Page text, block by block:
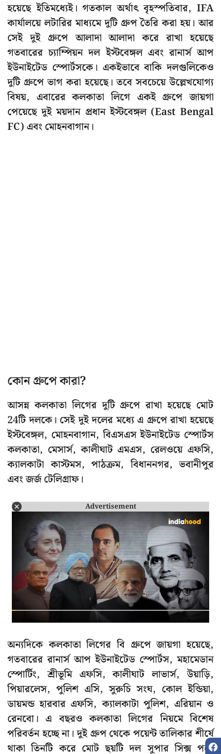
হয়েছে ইতিমধ্যেই। গতকাল অর্থাৎ বৃহস্পতিবার, IFA
কার্যালয়ে লটারির মাধ্যমে দুটি গ্রুপ তৈরি করা হয়। আর
সেই দুই গ্রুপে আলাদা আলাদা করে রাখা হয়েছে
গতবারের চ্যাম্পিয়ন দল ইস্টবেঙ্গল এবং রানার্স আপ
ইউনাইটেড স্পোর্টসকে। একইভাবে বাকি দলগুলিকেও
দুটি গ্রুপে ভাগ করা হয়েছে। তবে সবচেয়ে উল্লেখযোগ্য
বিষয়, এবারের কলকাতা লিগে একই গ্রুপে জায়গা
পেয়েছে দুই ময়দান প্রধান ইস্টবেঙ্গল (East Bengal
FC) এবং মোহনবাগান।
কোন গ্রুপে কারা?
আসন্ন কলকাতা লিগের দুটি গ্রুপে রাখা হয়েছে মোট
24টি দলকে। সেই দুই দলের মধ্যে এ গ্রুপে রাখা হয়েছে
ইস্টবেঙ্গল, মোহনবাগান, বিএসএস ইউনাইটেড স্পোর্টস
কলকাতা, মেসার্স, কালীঘাট এমএস, রেলওয়ে এফসি,
ক্যালকাটা কাস্টমস, পাঠক্রম, বিধাননগর, ভবানীপুর
এবং জর্জ টেলিগ্রাফ।
Advertisement
অন্যদিকে কলকাতা লিগের বি গ্রুপে জায়গা হয়েছে,
গতবারের রানার্স আপ ইউনাইটেড স্পোর্টস, মহামেডান
স্পোর্টিং, শ্রীভূমি এফসি, কালীঘাট লাভার্স, উয়াড়ি,
পিয়ারলেস, পুলিশ এসি, সুরুচি সংঘ, কোল ইন্ডিয়া,
ডায়মন্ড হারবার এফসি, ক্যালকাটা পুলিশ, এরিয়ান ও
রেনবো। এ বছরও কলকাতা লিগের নিয়মে বিশেষ
পরিবর্তন হচ্ছে না। দুই গ্রুপ থেকে পয়েন্ট তালিকার শীর্ষে
থাকা তিনটি করে মোট ছয়টি দল সুপার সিক্স পর্বে